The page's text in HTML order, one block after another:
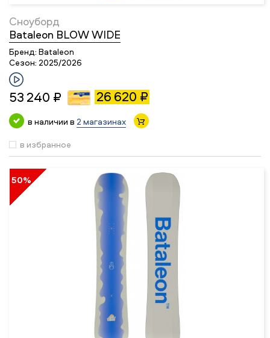
Сноуборд
Bataleon BLOW WIDE
Бренд: Bataleon
Сезон: 2025/2026
53 240 ₽ 26 620 ₽
в наличии в 2 магазинах
в избранное
50%